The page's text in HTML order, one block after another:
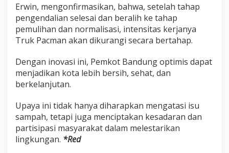
Erwin, mengonfirmasikan, bahwa, setelah tahap
pengendalian selesai dan beralih ke tahap
pemulihan dan normalisasi, intensitas kerjanya
Truk Pacman akan dikurangi secara bertahap.
Dengan inovasi ini, Pemkot Bandung optimis dapat
menjadikan kota lebih bersih, sehat, dan
berkelanjutan.
Upaya ini tidak hanya diharapkan mengatasi isu
sampah, tetapi juga menciptakan kesadaran dan
partisipasi masyarakat dalam melestarikan
lingkungan. *Red